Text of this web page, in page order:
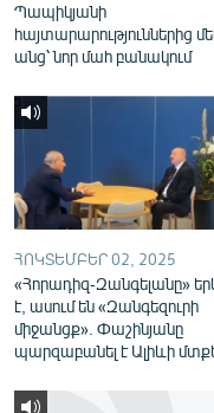
Պապիկյանի
հայտարարություններից
անց՝ նոր մահ բանակում
ՀՈԿՏԵՄԲԵՐ 02, 2025
«Հորադիզ-Զանգելանը»
է, ասում են «Զանգեզուրի
միջանցք». Փաշինյանը
պարզաբանել է Ալիևի